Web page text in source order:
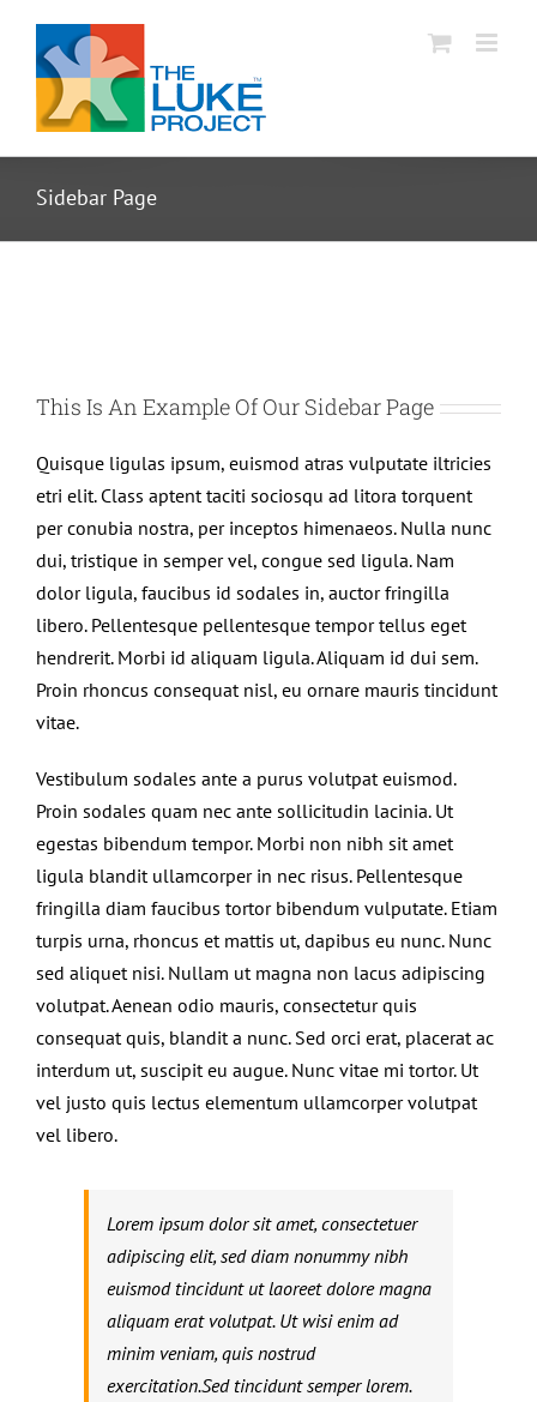
content
Sidebar Page
This Is An Example Of Our Sidebar Page
Quisque ligulas ipsum, euismod atras vulputate iltricies
etri elit. Class aptent taciti sociosqu ad litora torquent
per conubia nostra, per inceptos himenaeos. Nulla nunc
dui, tristique in semper vel, congue sed ligula. Nam
dolor ligula, faucibus id sodales in, auctor fringilla
libero. Pellentesque pellentesque tempor tellus eget
hendrerit. Morbi id aliquam ligula. Aliquam id dui sem.
Proin rhoncus consequat nisl, eu ornare mauris tincidunt
vitae.
Vestibulum sodales ante a purus volutpat euismod.
Proin sodales quam nec ante sollicitudin lacinia. Ut
egestas bibendum tempor. Morbi non nibh sit amet
ligula blandit ullamcorper in nec risus. Pellentesque
fringilla diam faucibus tortor bibendum vulputate. Etiam
turpis urna, rhoncus et mattis ut, dapibus eu nunc. Nunc
sed aliquet nisi. Nullam ut magna non lacus adipiscing
volutpat. Aenean odio mauris, consectetur quis
consequat quis, blandit a nunc. Sed orci erat, placerat ac
interdum ut, suscipit eu augue. Nunc vitae mi tortor. Ut
vel justo quis lectus elementum ullamcorper volutpat
vel libero.
Lorem ipsum dolor sit amet, consectetuer
adipiscing elit, sed diam nonummy nibh
euismod tincidunt ut laoreet dolore magna
aliquam erat volutpat. Ut wisi enim ad
minim veniam, quis nostrud
exercitation.Sed tincidunt semper lorem.